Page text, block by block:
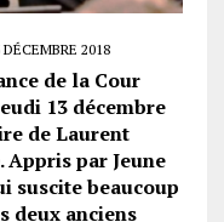
DÉCEMBRE 2018
de la Cour
13 décembre
de Laurent
Appris par Jeune
suscite beaucoup
deux anciens